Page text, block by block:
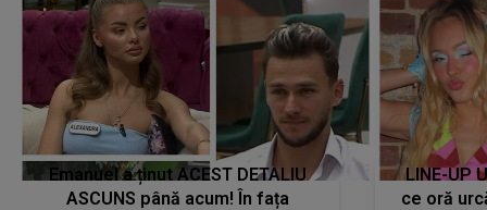
Emanuel a ținut ACEST DETALIU
ASCUNS până acum! În fața
LINE-UP
ce oră